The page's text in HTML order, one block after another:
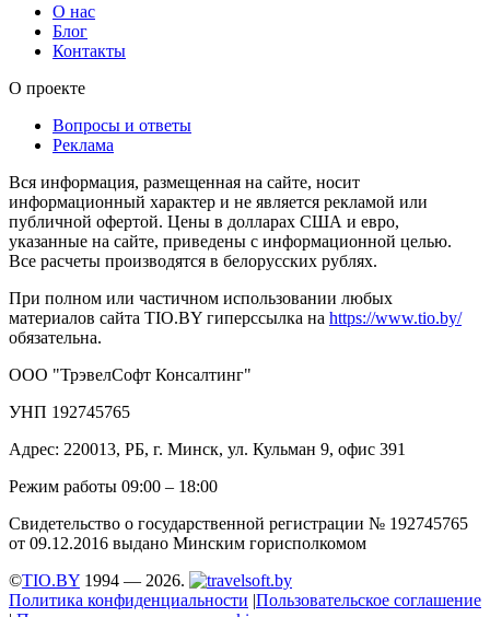
О нас
Блог
Контакты
О проекте
Вопросы и ответы
Реклама
Вся информация, размещенная на сайте, носит
информационный характер и не является рекламой или
публичной офертой. Цены в долларах США и евро,
указанные на сайте, приведены с информационной целью.
Все расчеты производятся в белорусских рублях.
При полном или частичном использовании любых
материалов сайта TIO.BY гиперссылка на https://www.tio.by/
обязательна.
ООО "ТрэвелСофт Консалтинг"
УНП 192745765
Адрес: 220013, РБ, г. Минск, ул. Кульман 9, офис 391
Режим работы 09:00 – 18:00
Свидетельство о государственной регистрации № 192745765
от 09.12.2016 выдано Минским горисполкомом
©TIO.BY 1994 — 2026.
Политика конфиденциальности |Пользовательское соглашение